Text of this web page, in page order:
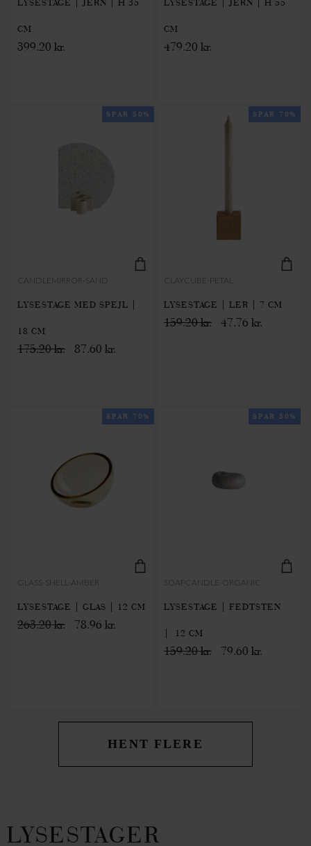
CM
399.20 kr.
CM
479.20 kr.
SPAR 50%
CANDLEMIRROR-SAND
LYSESTAGE MED SPEJL |
18 CM
175.20 kr. 87.60 kr.
SPAR 70%
CLAYCUBE-PETAL
LYSESTAGE | LER | 7 CM
159.20 kr. 47.76 kr.
SPAR 70%
GLASS-SHELL-AMBER
LYSESTAGE | GLAS | 12 CM
263.20 kr. 78.96 kr.
SPAR 50%
SOAPCANDLE-ORGANIC
LYSESTAGE | FEDTSTEN
| 12 CM
159.20 kr. 79.60 kr.
HENT FLERE
LYSESTAGER